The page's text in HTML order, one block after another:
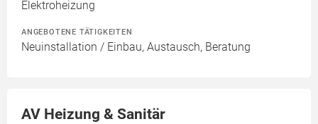
Elektroheizung
ANGEBOTENE TÄTIGKEITEN
Neuinstallation / Einbau, Austausch, Beratung
AV Heizung & Sanitär